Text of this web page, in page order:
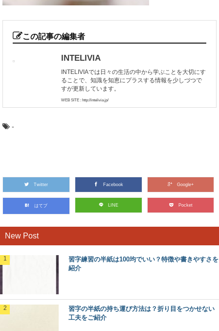
この記事の編集者
INTELIVIA
INTELIVIAでは日々の生活の中から学ぶことを大切にす
ることで、知識を知恵にプラスする情報を少しづつで
すが更新しています。
WEB SITE : http://intelivia.jp/
-
Twitter Facebook Google+
はてブ LINE Pocket
New Post
習字練習の半紙は100均でいい？特徴や書きやすさを
紹介
習字の半紙の持ち運び方法は？折り目をつかせない
工夫をご紹介